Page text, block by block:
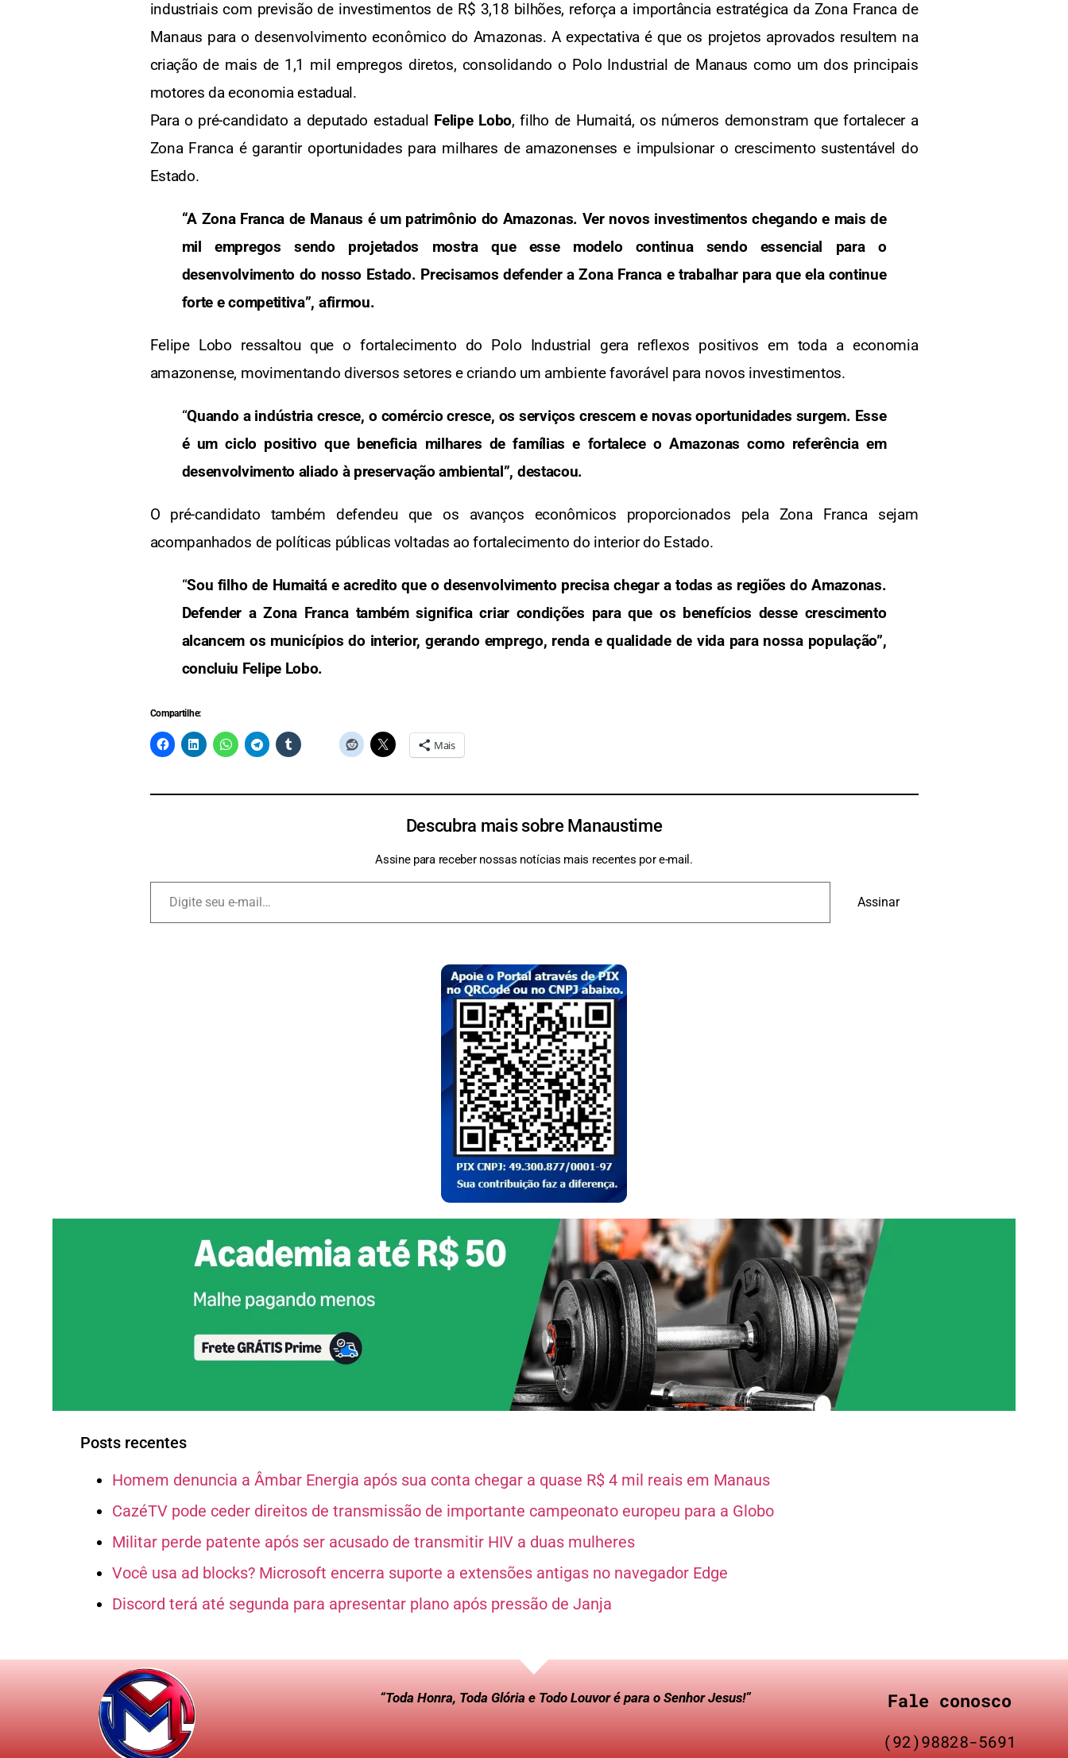
industriais com previsão de investimentos de R$ 3,18 bilhões, reforça a importância estratégica da Zona Franca de
Manaus para o desenvolvimento econômico do Amazonas. A expectativa é que os projetos aprovados resultem na
criação de mais de 1,1 mil empregos diretos, consolidando o Polo Industrial de Manaus como um dos principais
motores da economia estadual.
Para o pré-candidato a deputado estadual Felipe Lobo, filho de Humaitá, os números demonstram que fortalecer a
Zona Franca é garantir oportunidades para milhares de amazonenses e impulsionar o crescimento sustentável do
Estado.
“A Zona Franca de Manaus é um patrimônio do Amazonas. Ver novos investimentos chegando e mais de
mil empregos sendo projetados mostra que esse modelo continua sendo essencial para o
desenvolvimento do nosso Estado. Precisamos defender a Zona Franca e trabalhar para que ela continue
forte e competitiva”, afirmou.
Felipe Lobo ressaltou que o fortalecimento do Polo Industrial gera reflexos positivos em toda a economia
amazonense, movimentando diversos setores e criando um ambiente favorável para novos investimentos.
“Quando a indústria cresce, o comércio cresce, os serviços crescem e novas oportunidades surgem. Esse
é um ciclo positivo que beneficia milhares de famílias e fortalece o Amazonas como referência em
desenvolvimento aliado à preservação ambiental”, destacou.
O pré-candidato também defendeu que os avanços econômicos proporcionados pela Zona Franca sejam
acompanhados de políticas públicas voltadas ao fortalecimento do interior do Estado.
“Sou filho de Humaitá e acredito que o desenvolvimento precisa chegar a todas as regiões do Amazonas.
Defender a Zona Franca também significa criar condições para que os benefícios desse crescimento
alcancem os municípios do interior, gerando emprego, renda e qualidade de vida para nossa população”,
concluiu Felipe Lobo.
Compartilhe:
Mais
Descubra mais sobre Manaustime
Assine para receber nossas notícias mais recentes por e-mail.
Assinar
Posts recentes
Homem denuncia a Âmbar Energia após sua conta chegar a quase R$ 4 mil reais em Manaus
CazéTV pode ceder direitos de transmissão de importante campeonato europeu para a Globo
Militar perde patente após ser acusado de transmitir HIV a duas mulheres
Você usa ad blocks? Microsoft encerra suporte a extensões antigas no navegador Edge
Discord terá até segunda para apresentar plano após pressão de Janja
“Toda Honra, Toda Glória e Todo Louvor é para o Senhor Jesus!” Fale conosco
(92)98828-5691